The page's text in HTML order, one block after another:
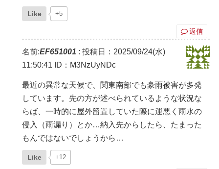
Like +5
返信
名前:EF651001 : 投稿日：2025/09/24(水)
11:50:41
ID：M3NzUyNDc
最近の異常な天候で、関東南部でも豪雨被害が多発
しています。先の方が述べられているような状況な
らば、一時的に屋外留置していた際に運悪く雨水の
侵入（雨漏り）とか…納入先からしたら、たまった
もんではないでしょうから…
Like +12